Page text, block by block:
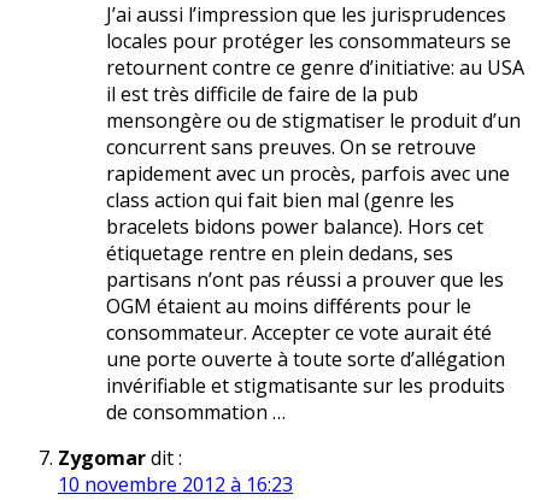
J’ai aussi l’impression que les jurisprudences
locales pour protéger les consommateurs se
retournent contre ce genre d’initiative: au USA
il est très difficile de faire de la pub
mensongère ou de stigmatiser le produit d’un
concurrent sans preuves. On se retrouve
rapidement avec un procès, parfois avec une
class action qui fait bien mal (genre les
bracelets bidons power balance). Hors cet
étiquetage rentre en plein dedans, ses
partisans n’ont pas réussi a prouver que les
OGM étaient au moins différents pour le
consommateur. Accepter ce vote aurait été
une porte ouverte à toute sorte d’allégation
invérifiable et stigmatisante sur les produits
de consommation …
Zygomardit :
10 novembre 2012 à 16:23